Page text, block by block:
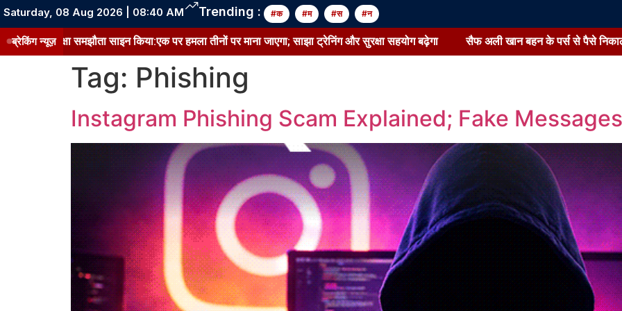
Saturday, 08 Aug 2026 | 08:40 AM Trending : #क #म #स #न
ब्रेकिंग न्यूज़
ने रक्षा समझौता साइन किया:एक पर हमला तीनों पर माना जाएगा; साझा ट्रेनिंग और सुरक्षा सहयोग बढ़ेगा सैफ अली खान बहन के पर्स से पैसे निकालते
Tag: Phishing
Instagram Phishing Scam Explained; Fake